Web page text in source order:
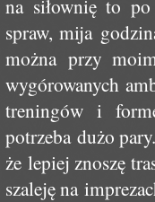
na siłownię to
spraw, mija
można przy
wygórowanych
treningów i
potrzeba dużo
że lepiej znoszę
szaleję na